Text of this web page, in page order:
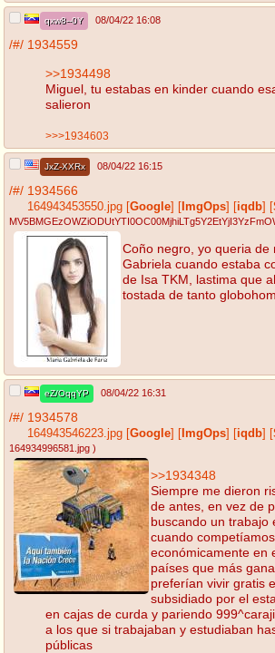
qxw8--0Y 08/04/22 16:08
/#/ 1934559
>>1934498
Miguel, tu estabas en kinder cuando
salieron
>>>1934603
JxZ-XXRx 08/04/22 16:15
/#/ 1934566
164943453550.jpg Google ImgOps iqdb
Coño negro, yo queria de
Gabriela cuando estaba
de Isa TKM, lastima que
tostada de tanto
eZ/OqqYP 08/04/22 16:31
/#/ 1934578
164943546223.jpg Google ImgOps iqdb
164934996581.jpg )
>>1934348
Siempre me dieron
de antes, en vez de
buscando un trabajo
cuando competíamos
económicamente en
países que más
preferían vivir gratis
subsidiado por el
en cajas de curda y pariendo
a los que si trabajaban y estudiaban
públicas